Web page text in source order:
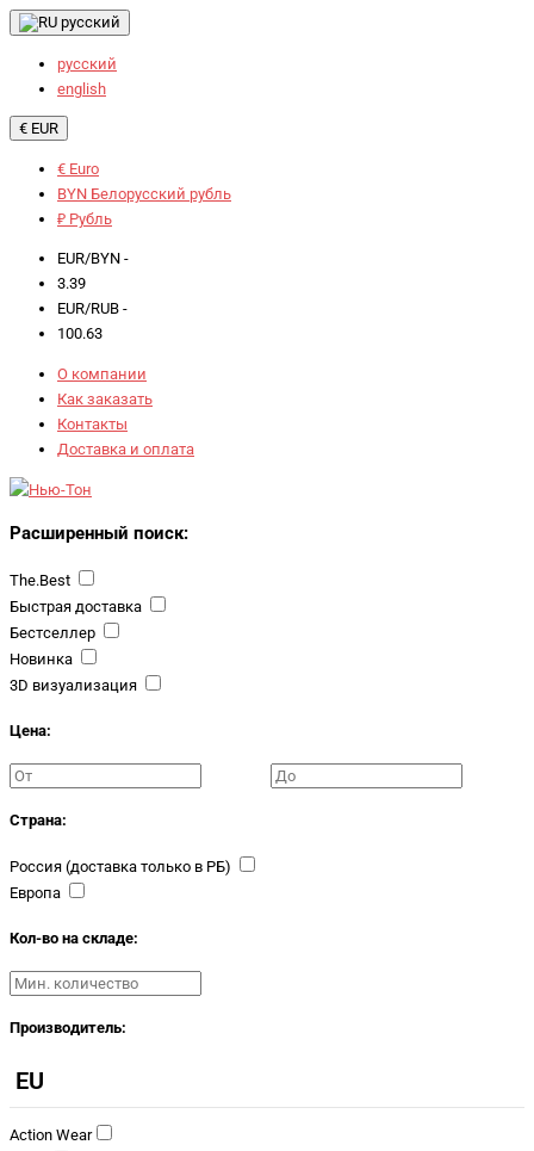
русский
русский
english
€ EUR
€ Euro
BYN Белорусский рубль
₽ Рубль
EUR/BYN -
3.39
EUR/RUB -
100.63
О компании
Как заказать
Контакты
Доставка и оплата
Расширенный поиск:
The.Best
Быстрая доставка
Бестселлер
Новинка
3D визуализация
Цена:
Страна:
Россия (доставка только в РБ)
Европа
Кол-во на складе:
Производитель:
EU
Action Wear